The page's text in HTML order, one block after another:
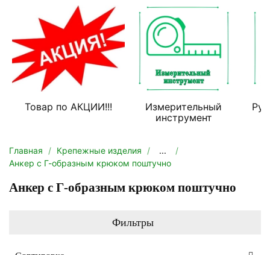
Товар по АКЦИИ!!!
Измерительный
инструмент
Главная Крепежные изделия
...
Анкер с Г-образным крюком поштучно
Анкер с Г-образным крюком поштучно
Фильтры